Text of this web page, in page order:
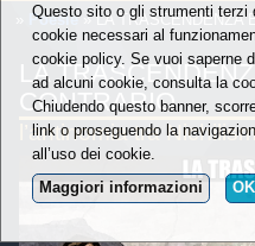
Poesie » LA TRASCENDENZA
LA
CONTRARIO
l’antinomia tra
Questo sito o gli strumenti
cookie necessari al
cookie policy. Se vuoi saperne
ad alcuni cookie, consulta la
Chiudendo questo banner,
link o proseguendo la
all’uso dei cookie.
Maggiori informazioni
OK